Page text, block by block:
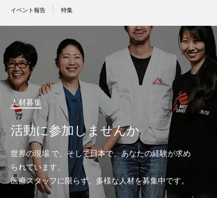
イベント報告 特集
人材募集
活動に参加しませんか
世界の現場 で、そして日本で、あなたの経験が求め
られています。
医療スタッフに限らず、多様な人材を募集中です。